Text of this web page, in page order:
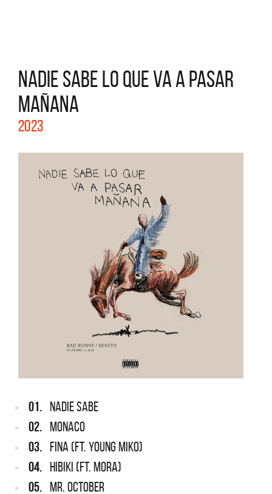
NADIE SABE LO QUE VA A PASAR
MAÑANA
2023
01. NADIE SABE
02. MONACO
03. FINA (FT. YOUNG MIKO)
04. HIBIKI (FT. MORA)
05. MR. OCTOBER